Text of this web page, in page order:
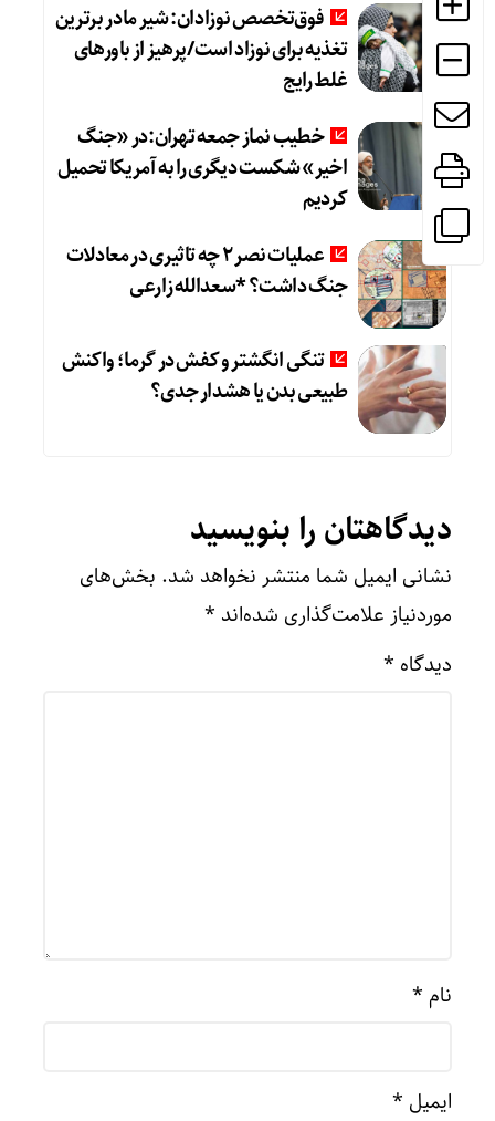
فوق‌تخصص نوزادان: شیر مادر برترین
تغذیه برای نوزاد است/پرهیز از باورهای
غلط رایج
خطیب نماز جمعه تهران:در «جنگ
اخیر» شکست دیگری را به آمریکا تحمیل
کردیم
عملیات نصر ۲ چه تاثیری در معادلات
جنگ داشت؟ *سعدالله زارعی
تنگی انگشتر و کفش در گرما؛ واکنش
طبیعی بدن یا هشدار جدی؟
دیدگاهتان را بنویسید
نشانی ایمیل شما منتشر نخواهد شد. بخش‌های
موردنیاز علامت‌گذاری شده‌اند *
دیدگاه *
نام *
ایمیل *